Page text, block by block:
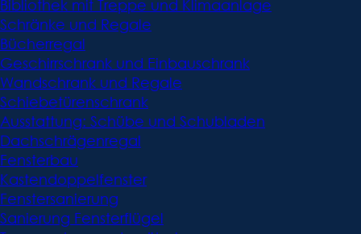
Bibliothek mit Treppe und Klimaanlage
Schränke und Regale
Bücherregal
Geschirrschrank und Einbauschrank
Wandschrank und Regale
Schiebetürenschrank
Ausstattung: Schübe und Schubladen
Dachschrägenregal
Fensterbau
Kastendoppelfenster
Fenstersanierung
Sanierung Fensterflügel